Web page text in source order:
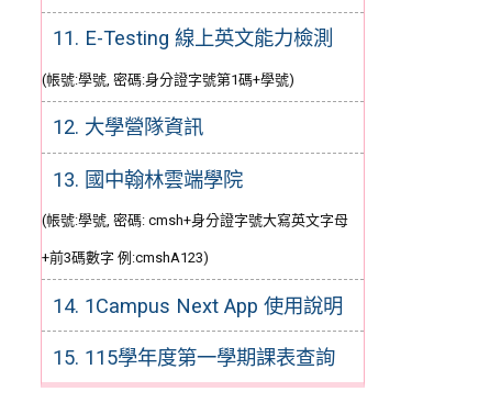
11. E-Testing 線上英文能力檢測
(帳號:學號, 密碼:身分證字號第1碼+學號)
12. 大學營隊資訊
13. 國中翰林雲端學院
(帳號:學號, 密碼: cmsh+身分證字號大寫英文字母
+前3碼數字 例:cmshA123)
14. 1Campus Next App 使用說明
15. 115學年度第一學期課表查詢